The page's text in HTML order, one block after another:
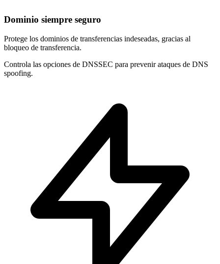
Dominio siempre seguro
Protege los dominios de transferencias indeseadas, gracias al
bloqueo de transferencia.
Controla las opciones de DNSSEC para prevenir ataques de DNS
spoofing.